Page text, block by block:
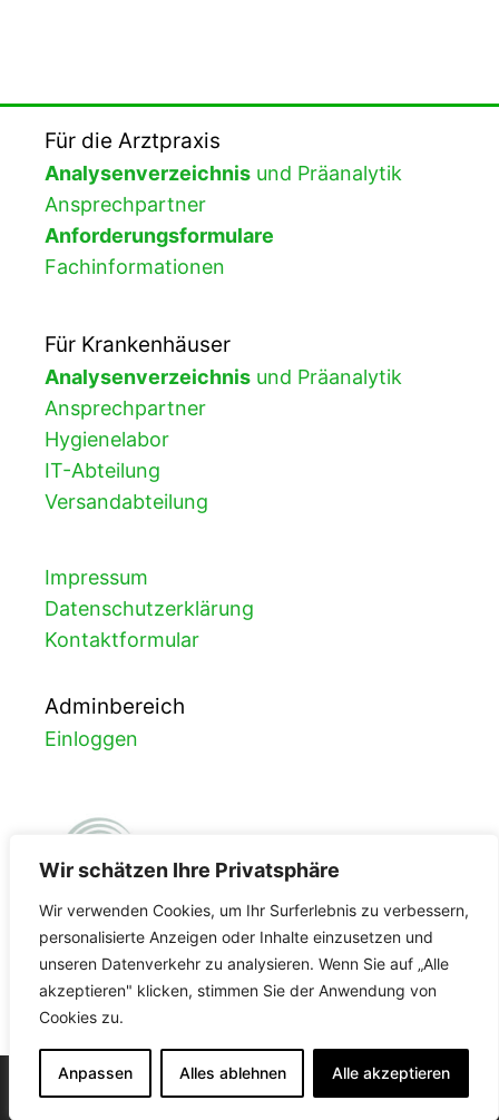
Wir schätzen Ihre Privatsphäre
Wir verwenden Cookies, um Ihr Surferlebnis zu verbessern,
personalisierte Anzeigen oder Inhalte einzusetzen und
unseren Datenverkehr zu analysieren. Wenn Sie auf „Alle
akzeptieren" klicken, stimmen Sie der Anwendung von
Cookies zu.
Anpassen Alles ablehnen Alle akzeptieren
Für die Arztpraxis
Analysenverzeichnis und Präanalytik
Ansprechpartner
Anforderungsformulare
Fachinformationen
Für Krankenhäuser
Analysenverzeichnis und Präanalytik
Ansprechpartner
Hygienelabor
IT-Abteilung
Versandabteilung
Impressum
Datenschutzerklärung
Kontaktformular
Adminbereich
Einloggen
FDA-Registrierung
3002965587
© 2026 Labor Enders GeneratePress